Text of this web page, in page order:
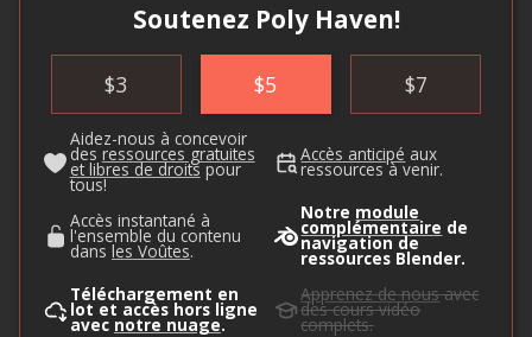
Soutenez Poly Haven!
$3 $5 $7
Aidez-nous à concevoir
des ressources gratuites
et libres de droitspour
tous!
Accès anticipé aux
ressources à venir.
Accès instantané à
l'ensemble du contenu
dans les Voûtes.
Notre module
complémentaire de
navigation de
ressources Blender.
Téléchargement en
lot et accès hors ligne
avec notre nuage.
Apprenez de nousavec
des cours vidéo
complets.